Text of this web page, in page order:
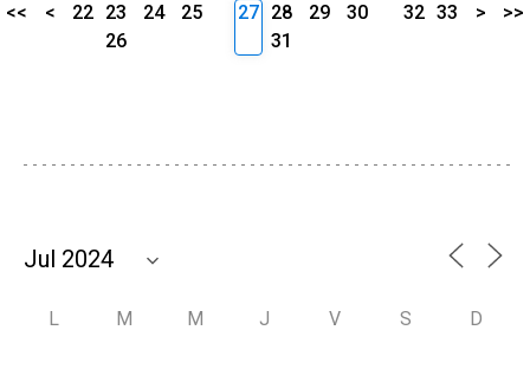
<< < 22 23 24
25
26
27 28 29
30
31
32 33 > >>
L M M J V S D